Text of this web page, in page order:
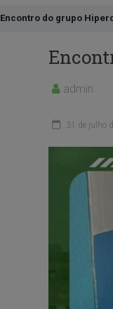
Encontro do grupo
admin
31 de julho